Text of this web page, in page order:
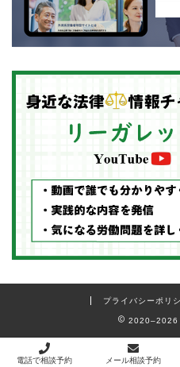
プライバシーポリ
2020–2026
電話で相談予約 メール相談予約